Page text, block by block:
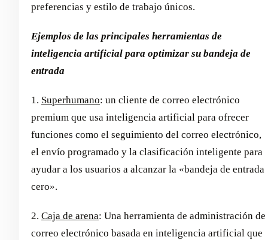
preferencias y estilo de trabajo únicos.
Ejemplos de las principales herramientas de
inteligencia artificial para optimizar su bandeja de
entrada
1. Superhumano: un cliente de correo electrónico
premium que usa inteligencia artificial para ofrecer
funciones como el seguimiento del correo electrónico,
el envío programado y la clasificación inteligente para
ayudar a los usuarios a alcanzar la «bandeja de entrada
cero».
2. Caja de arena: Una herramienta de administración de
correo electrónico basada en inteligencia artificial que